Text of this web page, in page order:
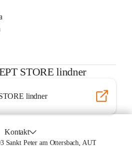
STORE lindner
lindner
Kontakt
Sankt Peter am Ottersbach, AUT